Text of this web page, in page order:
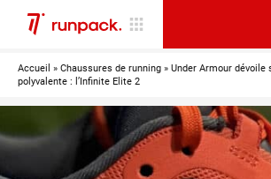
Accueil » Chaussures de running » Under Armour dévoile
polyvalente : l’Infinite Elite 2